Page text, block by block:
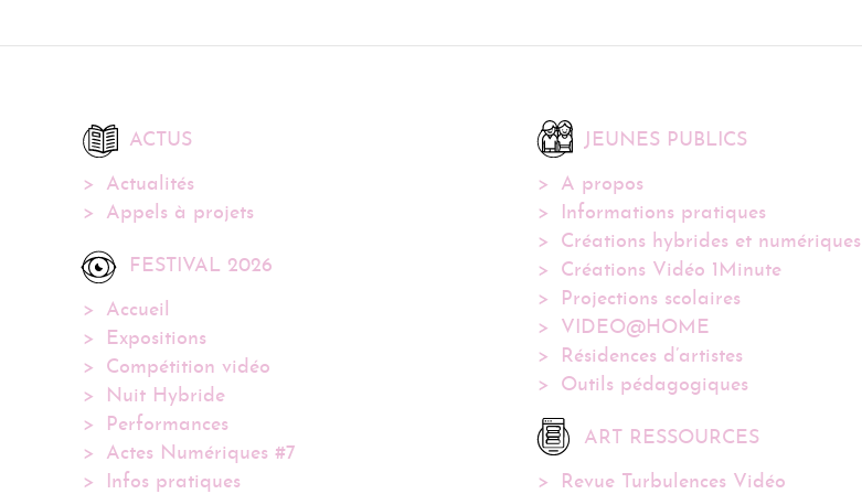
ACTUS
Actualités
Appels à projets
FESTIVAL 2026
Accueil
Expositions
Compétition vidéo
Nuit Hybride
Performances
Actes Numériques #7
Infos pratiques
JEUNES PUBLICS
A propos
Informations pratiques
Créations hybrides et numériques
Créations Vidéo 1Minute
Projections scolaires
VIDEO@HOME
Résidences d’artistes
Outils pédagogiques
ART RESSOURCES
Revue Turbulences Vidéo